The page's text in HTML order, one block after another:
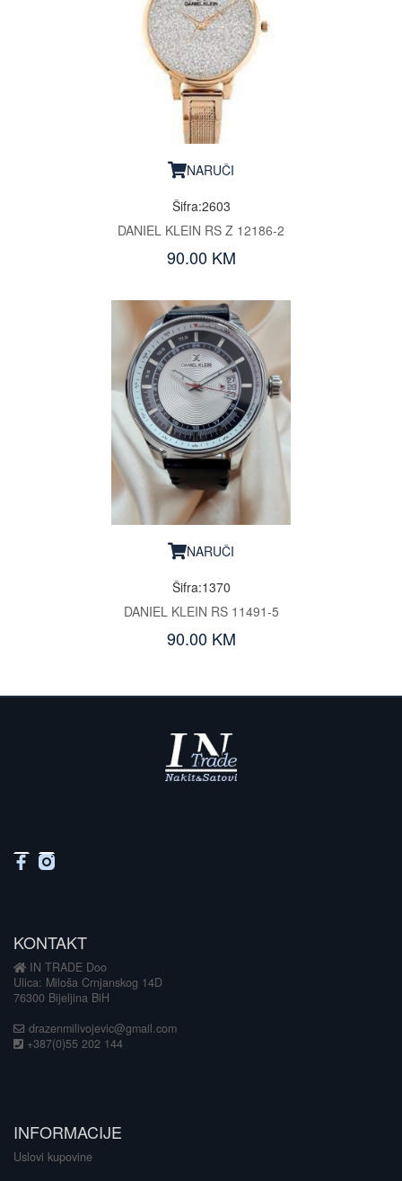
NARUČI
Šifra:2603
DANIEL KLEIN RS Z 12186-2
90.00 KM
NARUČI
Šifra:1370
DANIEL KLEIN RS 11491-5
90.00 KM
KONTAKT
IN TRADE Doo
Ulica: Miloša Crnjanskog 14D
76300 Bijeljina BiH
drazenmilivojevic@gmail.com
+387(0)55 202 144
INFORMACIJE
Uslovi kupovine